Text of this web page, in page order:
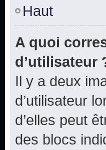
Haut
A quoi
d’utilisateur
Il y a deux
d’utilisateur
d’elles peut
des blocs